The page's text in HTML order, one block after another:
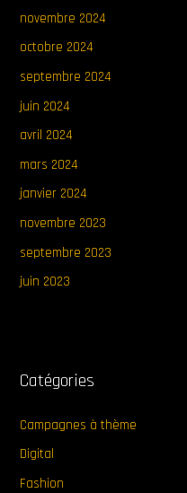
novembre 2024
octobre 2024
septembre 2024
juin 2024
avril 2024
mars 2024
janvier 2024
novembre 2023
septembre 2023
juin 2023
Catégories
Campagnes à thème
Digital
Fashion